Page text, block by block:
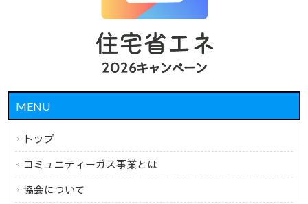
MENU
トップ
コミュニティーガス事業とは
協会について